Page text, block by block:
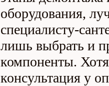
оборудования,
специалисту-
лишь выбрать и
компоненты.
консультация у